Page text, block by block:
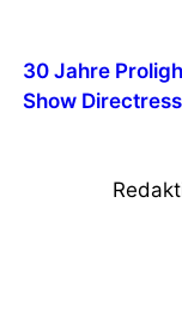
30 Jahre
Show